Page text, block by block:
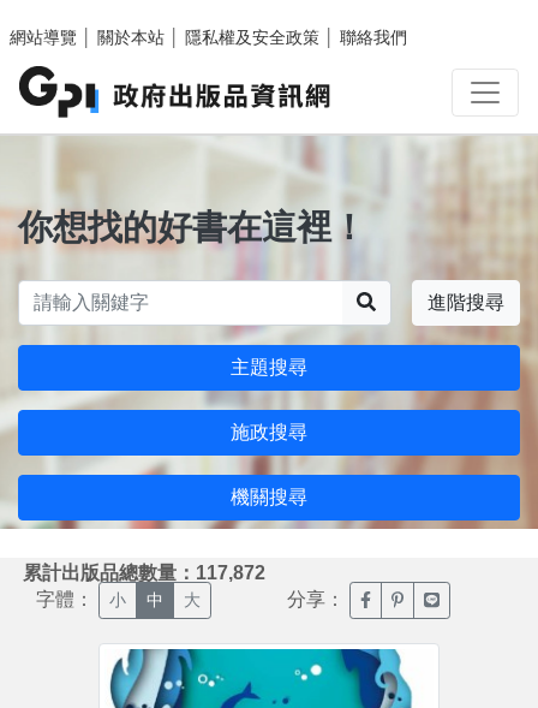
網站導覽
關於本站 隱私權及安全政策 聯絡我們
你想找的好書在這裡！
進階搜尋
主題搜尋
施政搜尋
機關搜尋
累計出版品總數量：117,872
字體： 小 中 大 分享： 臉書分享(另開新視窗)
噗浪分享(另開新
Line分享(另